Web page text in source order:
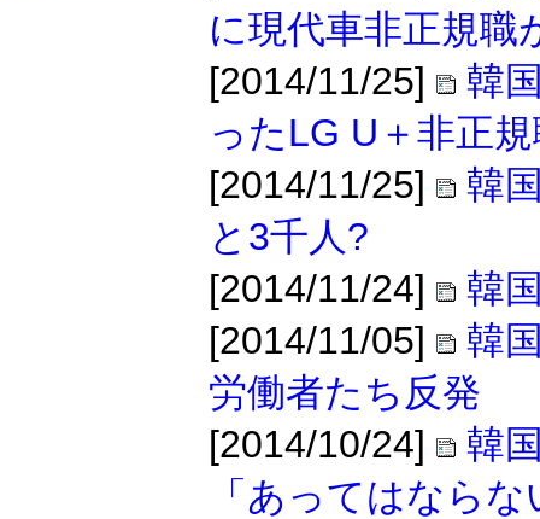
に現代車非正規職
[2014/11/25]
韓
ったLG U＋非正
[2014/11/25]
韓
と3千人?
[2014/11/24]
韓
[2014/11/05]
韓
労働者たち反発
[2014/10/24]
韓
「あってはなら